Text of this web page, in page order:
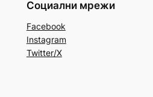
Социални мрежи
Facebook
Instagram
Twitter/X